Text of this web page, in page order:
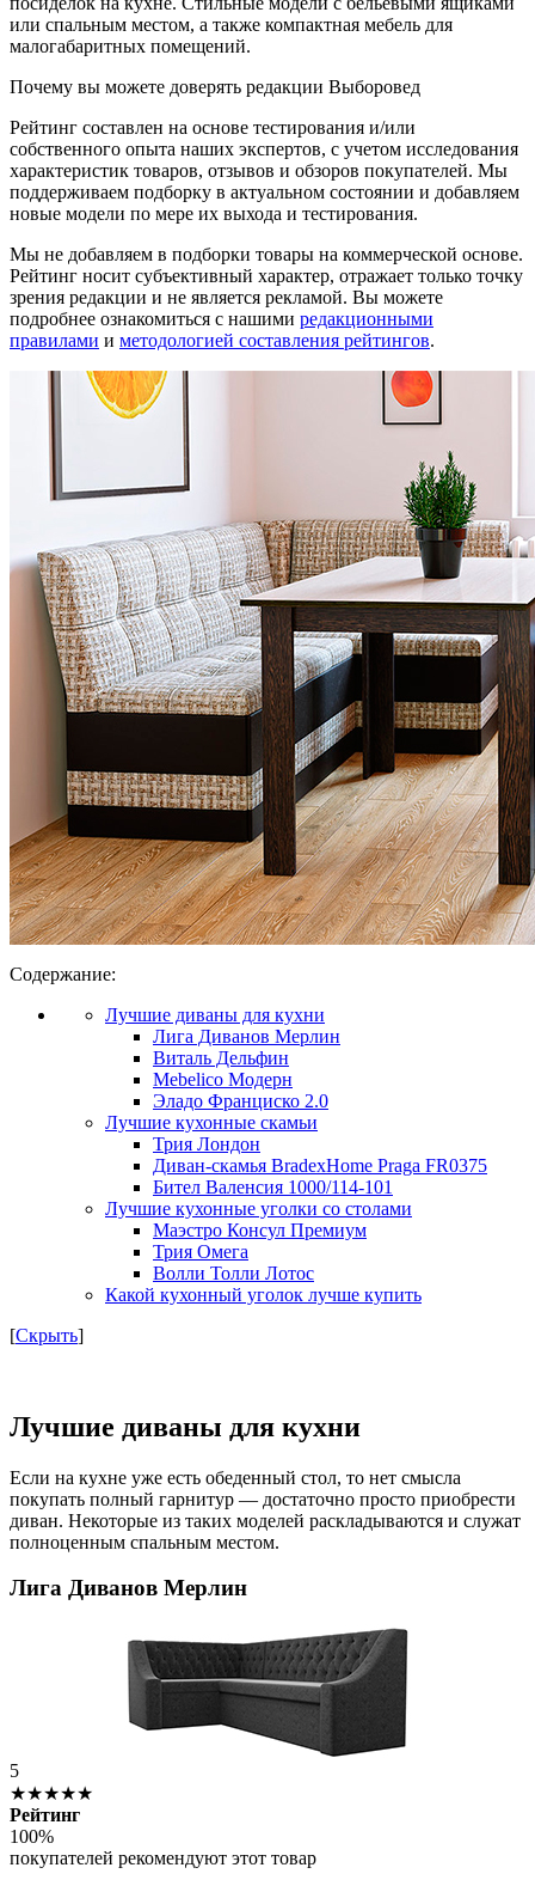
или спальным местом, а также компактная мебель для
малогабаритных помещений.
Почему вы можете доверять редакции Выборовед
Рейтинг составлен на основе тестирования и/или
собственного опыта наших экспертов, с учетом исследования
характеристик товаров, отзывов и обзоров покупателей. Мы
поддерживаем подборку в актуальном состоянии и добавляем
новые модели по мере их выхода и тестирования.
Мы не добавляем в подборки товары на коммерческой основе.
Рейтинг носит субъективный характер, отражает только точку
зрения редакции и не является рекламой. Вы можете
подробнее ознакомиться с нашими редакционными
правилами и методологией составления рейтингов.
Содержание:
Лучшие диваны для кухни
Лига Диванов Мерлин
Виталь Дельфин
Mebelico Модерн
Эладо Франциско 2.0
Лучшие кухонные скамьи
Трия Лондон
Диван-скамья BradexHome Praga FR0375
Бител Валенсия 1000/114-101
Лучшие кухонные уголки со столами
Маэстро Консул Премиум
Трия Омега
Волли Толли Лотос
Какой кухонный уголок лучше купить
[Скрыть]
Лучшие диваны для кухни
Если на кухне уже есть обеденный стол, то нет смысла
покупать полный гарнитур — достаточно просто приобрести
диван. Некоторые из таких моделей раскладываются и служат
полноценным спальным местом.
Лига Диванов Мерлин
5
★★★★★
Рейтинг
100%
покупателей рекомендуют этот товар